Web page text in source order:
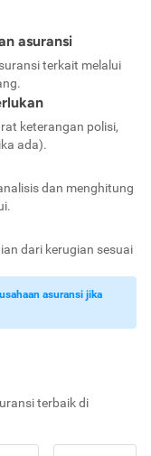
asuransi
terkait melalui
keterangan polisi,
ada).
dan menghitung
dari kerugian sesuai
asuransi jika
terbaik di